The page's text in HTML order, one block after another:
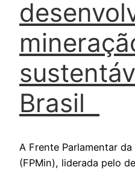
Brasil
A Frente Parlamentar
(FPMin), liderada pelo